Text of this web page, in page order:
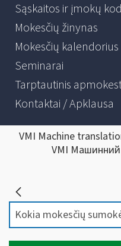
Sąskaitos ir įmokų
Mokesčių žinynas
Mokesčių kalendorius
Seminarai
Tarptautinis
Kontaktai / Apklausa
VMI Machine
VMI